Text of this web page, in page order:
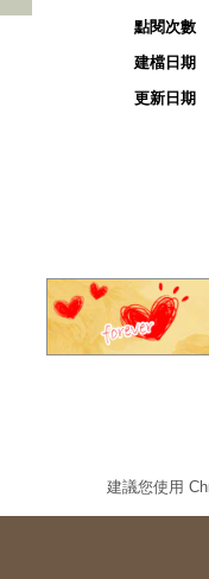
點閱次數
建檔日期
更新日期
建議您使用